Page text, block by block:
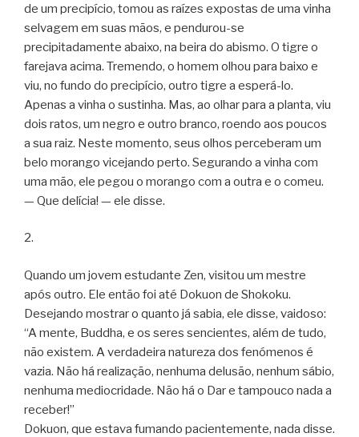
de um precipício, tomou as raízes expostas de uma vinha
selvagem em suas mãos, e pendurou-se
precipitadamente abaixo, na beira do abismo. O tigre o
farejava acima. Tremendo, o homem olhou para baixo e
viu, no fundo do precipício, outro tigre a esperá-lo.
Apenas a vinha o sustinha. Mas, ao olhar para a planta, viu
dois ratos, um negro e outro branco, roendo aos poucos
a sua raiz. Neste momento, seus olhos perceberam um
belo morango vicejando perto. Segurando a vinha com
uma mão, ele pegou o morango com a outra e o comeu.
— Que delícia! — ele disse.
2.
Quando um jovem estudante Zen, visitou um mestre
após outro. Ele então foi até Dokuon de Shokoku.
Desejando mostrar o quanto já sabia, ele disse, vaidoso:
“A mente, Buddha, e os seres sencientes, além de tudo,
não existem. A verdadeira natureza dos fenómenos é
vazia. Não há realização, nenhuma delusão, nenhum sábio,
nenhuma mediocridade. Não há o Dar e tampouco nada a
receber!”
Dokuon, que estava fumando pacientemente, nada disse.